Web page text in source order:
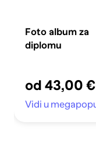
Foto album za
diplomu
od 43,00 €